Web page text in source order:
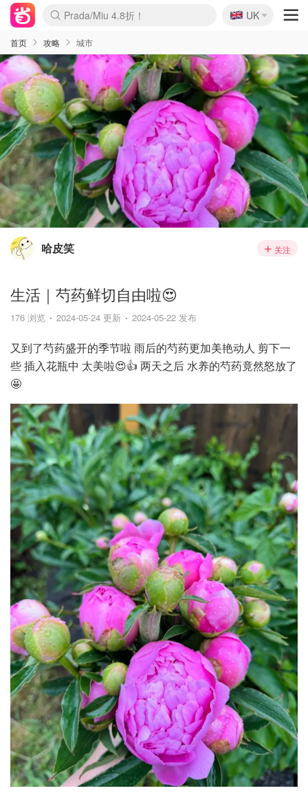
麦卢卡蜂蜜夏促！个位数！
Prada/Miu 4.8折！
啥？必胜客披萨5折！
🇬🇧
UK
首页 攻略 城市
哈皮笑 关注
生活｜芍药鲜切自由啦😍
176 浏览 2024-05-24 更新 2024-05-22 发布
又到了芍药盛开的季节啦 雨后的芍药更加美艳动人 剪下一
些 插入花瓶中 太美啦😍👍 两天之后 水养的芍药竟然怒放了
🤩